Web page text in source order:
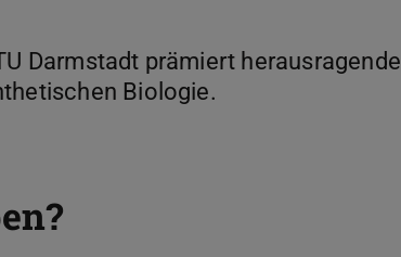
Darmstadt prämiert herausragende
Biologie.